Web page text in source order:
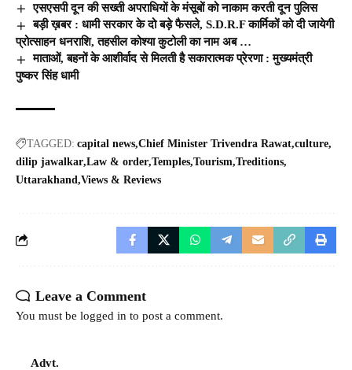
एसएसपी दून की सख्ती अपराधियों के मंसूबों को नाकाम करती दून पुलिस
बड़ी ख़बर : धामी सरकार के दो बड़े फैसले, S.D.R.F कार्मिकों को दी जायेगी
प्रोत्साहन धनराशि, तहसील कोश्या कुटोली का नाम अब …
माताओं, बहनों के आशीर्वाद से मिलती है सकारात्मक प्रेरणा : मुख्यमंत्री
पुष्कर सिंह धामी
TAGGED: capital news Chief Minister Trivendra Rawat culture
dilip jawalkar Law & order Temples Tourism Treditions
Uttarakhand Views & Reviews
Leave a Comment
You must be logged in to post a comment.
Advt.